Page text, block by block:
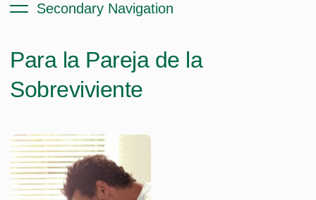
Secondary Navigation
Para la Pareja de la
Sobreviviente